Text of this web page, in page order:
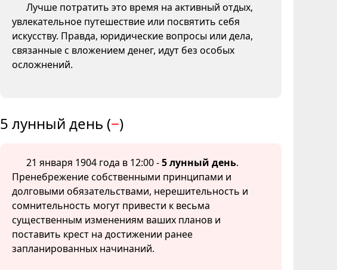
Лучше потратить это время на активный отдых,
увлекательное путешествие или посвятить себя
искусству. Правда, юридические вопросы или дела,
связанные с вложением денег, идут без особых
осложнений.
5 лунный день (−)
21 января 1904 года в 12:00 -5 лунный день.
Пренебрежение собственными принципами и
долговыми обязательствами, нерешительность и
сомнительность могут привести к весьма
существенным изменениям ваших планов и
поставить крест на достижении ранее
запланированных начинаний.